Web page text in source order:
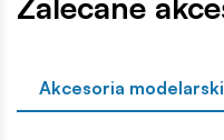
Akcesoria